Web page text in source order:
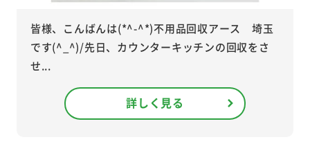
皆様、こんばんは(*^-^*)不用品回収アース 埼玉
です(^_^)/先日、カウンターキッチンの回収をさ
せ...
詳しく見る